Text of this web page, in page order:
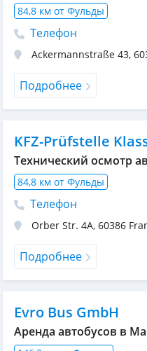
84,8 км от Фульды
Телефон
Ackermannstraße 43,
Подробнее
KFZ-Prüfstelle
Технический осмотр
84,8 км от Фульды
Телефон
Orber Str. 4A, 60386
Подробнее
Evro Bus GmbH
Аренда автобусов в